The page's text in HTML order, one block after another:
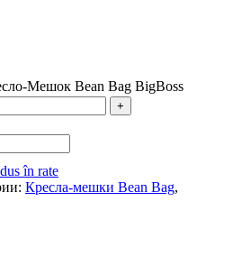
Мешок Bean Bag BigBoss
în rate
Кресла-мешки Bean Bag,